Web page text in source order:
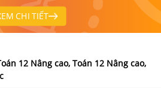
CHI TIẾT
12 Nâng cao, Toán 12 Nâng cao,